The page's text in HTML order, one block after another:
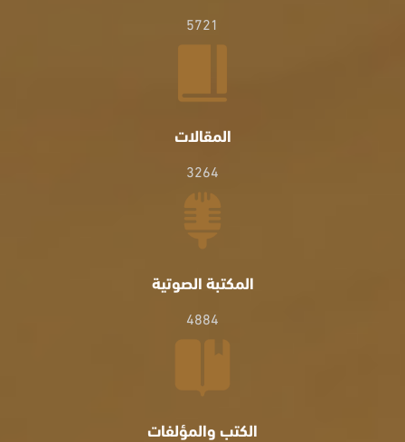
5721
المقالات
3264
المكتبة الصوتية
4884
الكتب والمؤلفات